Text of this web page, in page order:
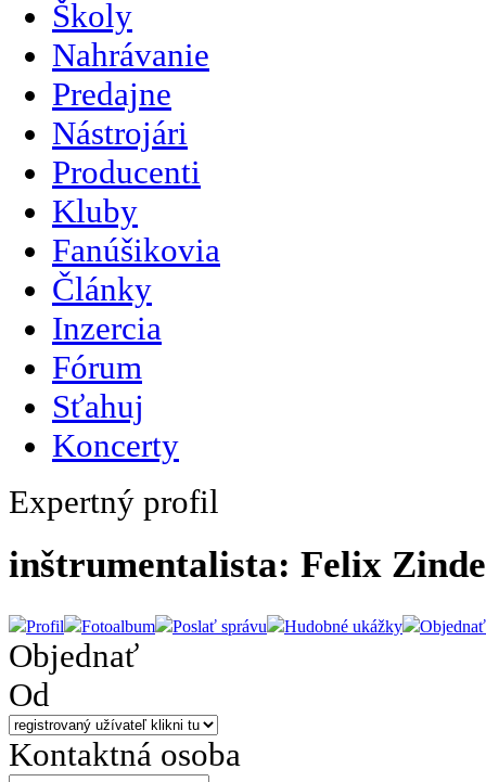
Školy
Nahrávanie
Predajne
Nástrojári
Producenti
Kluby
Fanúšikovia
Články
Inzercia
Fórum
Sťahuj
Koncerty
Expertný profil
inštrumentalista: Felix
Profil Fotoalbum Poslať správu Hudobné ukážky Objednať
Objednať
Od
Kontaktná osoba